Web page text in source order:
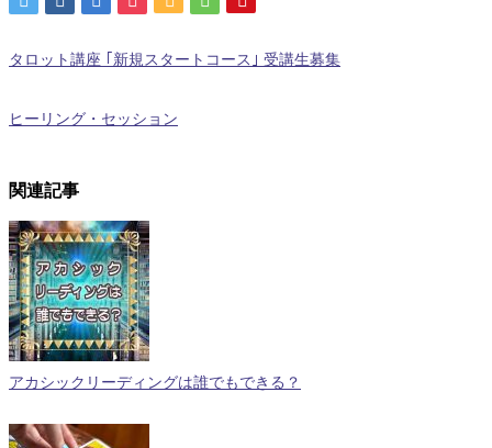
タロット講座 ｢新規スタートコース｣ 受講生募集
ヒーリング・セッション
関連記事
アカシックリーディングは誰でもできる？